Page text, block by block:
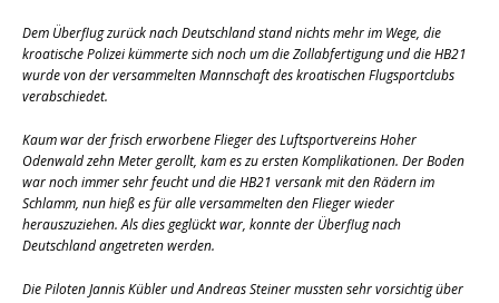
Dem Überflug zurück nach Deutschland stand nichts mehr im Wege, die
kroatische Polizei kümmerte sich noch um die Zollabfertigung und die HB21
wurde von der versammelten Mannschaft des kroatischen Flugsportclubs
verabschiedet.
Kaum war der frisch erworbene Flieger des Luftsportvereins Hoher
Odenwald zehn Meter gerollt, kam es zu ersten Komplikationen. Der Boden
war noch immer sehr feucht und die HB21 versank mit den Rädern im
Schlamm, nun hieß es für alle versammelten den Flieger wieder
herauszuziehen. Als dies geglückt war, konnte der Überflug nach
Deutschland angetreten werden.
Die Piloten Jannis Kübler und Andreas Steiner mussten sehr vorsichtig über